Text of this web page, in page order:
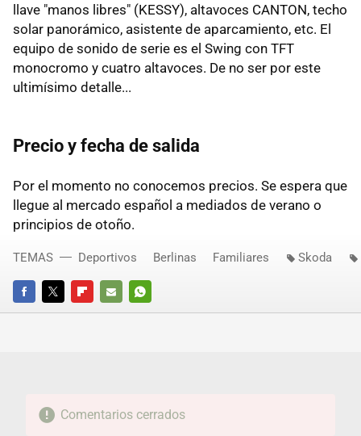
llave "manos libres" (KESSY), altavoces CANTON, techo
solar panorámico, asistente de aparcamiento, etc. El
equipo de sonido de serie es el Swing con TFT
monocromo y cuatro altavoces. De no ser por este
ultimísimo detalle...
Precio y fecha de salida
Por el momento no conocemos precios. Se espera que
llegue al mercado español a mediados de verano o
principios de otoño.
FACEBOOKTWITTERFLIPBOARD
E-
WHATSAPP
TEMAS Deportivos Berlinas Familiares Skoda
Comentarios cerrados